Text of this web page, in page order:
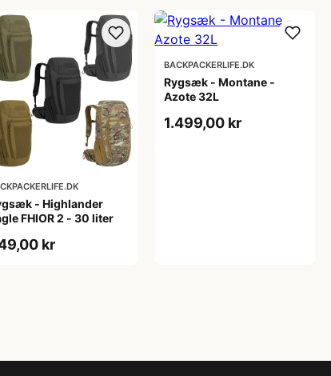
- Highlander
FHIOR 2 - 30 liter
kr
BACKPACKERLIFE.DK
Rygsæk - Montane -
Azote 32L
1.499,00 kr